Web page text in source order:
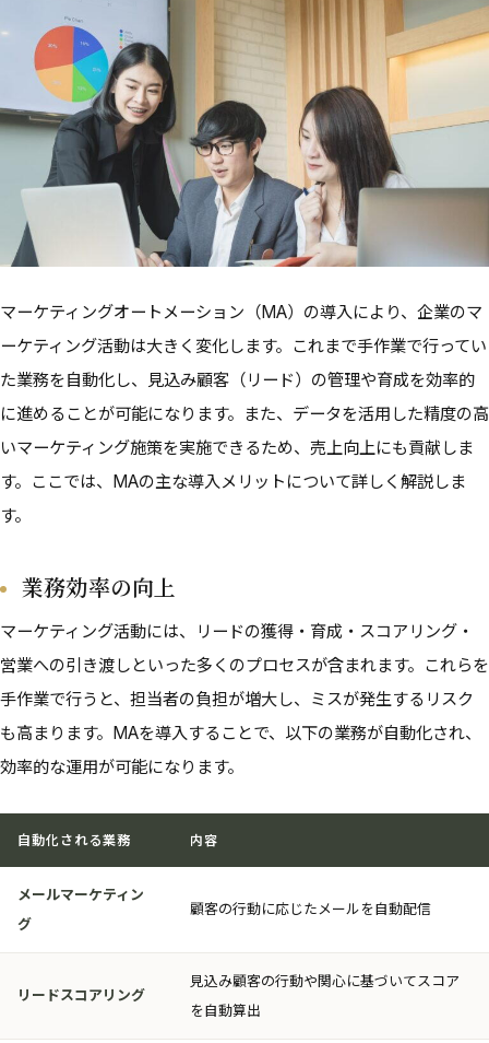
マーケティングオートメーション（MA）の導入により、企業のマ
ーケティング活動は大きく変化します。これまで手作業で行ってい
た業務を自動化し、見込み顧客（リード）の管理や育成を効率的
に進めることが可能になります。また、データを活用した精度の高
いマーケティング施策を実施できるため、売上向上にも貢献しま
す。ここでは、MAの主な導入メリットについて詳しく解説しま
す。
業務効率の向上
マーケティング活動には、リードの獲得・育成・スコアリング・
営業への引き渡しといった多くのプロセスが含まれます。これらを
手作業で行うと、担当者の負担が増大し、ミスが発生するリスク
も高まります。MAを導入することで、以下の業務が自動化され、
効率的な運用が可能になります。
自動化される業務 内容
メールマーケティン
グ
顧客の行動に応じたメールを自動配信
リードスコアリング
見込み顧客の行動や関心に基づいてスコア
を自動算出